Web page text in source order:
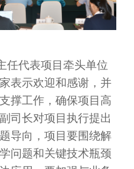
任代表项目牵头单位
表示欢迎和感谢，并
撑工作，确保项目高
司长对项目执行提出
导向，项目要围绕解
问题和关键技术瓶颈